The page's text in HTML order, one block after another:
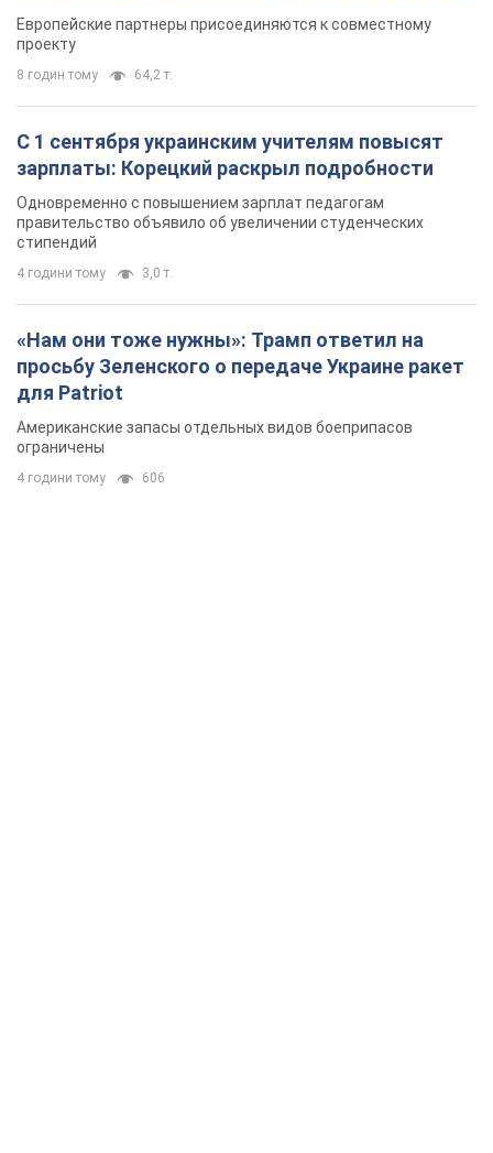
Видео
Европейские партнеры присоединяются к совместному
проекту
8 годин тому 64,2 т.
С 1 сентября украинским учителям повысят
зарплаты: Корецкий раскрыл подробности
Одновременно с повышением зарплат педагогам
правительство объявило об увеличении студенческих
стипендий
4 години тому 3,0 т.
«Нам они тоже нужны»: Трамп ответил на
просьбу Зеленского о передаче Украине ракет
для Patriot
Американские запасы отдельных видов боеприпасов
ограничены
4 години тому 606